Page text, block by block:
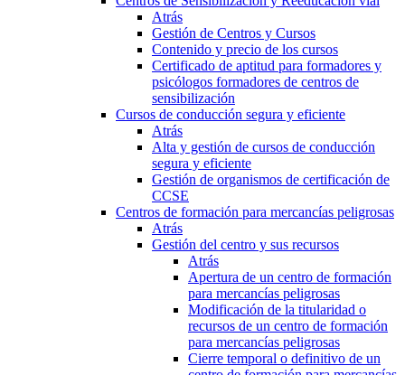
Atrás
Gestión de Centros y Cursos
Contenido y precio de los cursos
Certificado de aptitud para formadores y
psicólogos formadores de centros de
sensibilización
Cursos de conducción segura y eficiente
Atrás
Alta y gestión de cursos de conducción
segura y eficiente
Gestión de organismos de certificación de
CCSE
Centros de formación para mercancías peligrosas
Atrás
Gestión del centro y sus recursos
Atrás
Apertura de un centro de formación
para mercancías peligrosas
Modificación de la titularidad o
recursos de un centro de formación
para mercancías peligrosas
Cierre temporal o definitivo de un